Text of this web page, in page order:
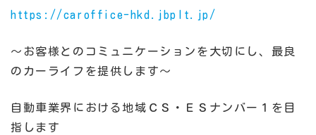
https://caroffice-hkd.jbplt.jp/
～お客様とのコミュニケーションを大切にし、最良
のカーライフを提供します～
自動車業界における地域ＣＳ・ＥＳナンバー１を目
指します